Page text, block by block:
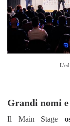
Grandi nomi
Il Main Stage